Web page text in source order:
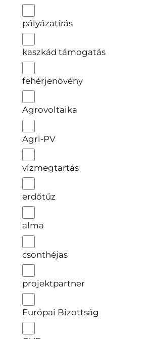
pályázatírás
kaszkád támogatás
fehérjenövény
Agrovoltaika
Agri-PV
vízmegtartás
erdőtűz
alma
csonthéjas
projektpartner
Európai Bizottság